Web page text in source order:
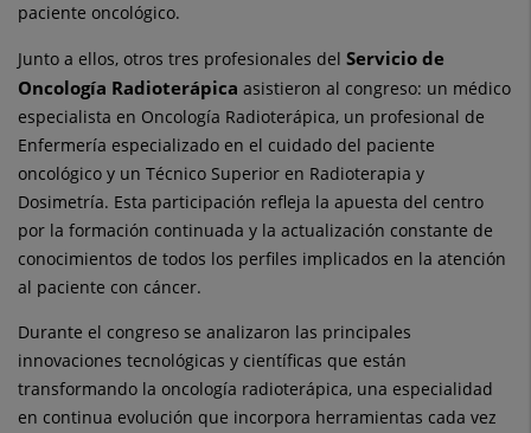
paciente oncológico.
Junto a ellos, otros tres profesionales del Servicio de
Oncología Radioterápica asistieron al congreso: un médico
especialista en Oncología Radioterápica, un profesional de
Enfermería especializado en el cuidado del paciente
oncológico y un Técnico Superior en Radioterapia y
Dosimetría. Esta participación refleja la apuesta del centro
por la formación continuada y la actualización constante de
conocimientos de todos los perfiles implicados en la atención
al paciente con cáncer.
Durante el congreso se analizaron las principales
innovaciones tecnológicas y científicas que están
transformando la oncología radioterápica, una especialidad
en continua evolución que incorpora herramientas cada vez